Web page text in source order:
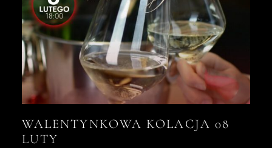
WALENTYNKOWA KOLACJA 08
LUTY